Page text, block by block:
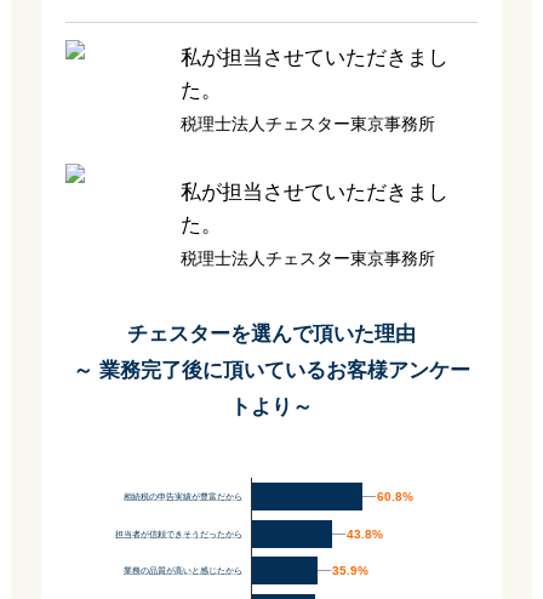
私が担当させていただきまし
た。
税理士法人チェスター東京事務所
私が担当させていただきまし
た。
税理士法人チェスター東京事務所
チェスターを選んで頂いた理由
～ 業務完了後に頂いているお客様アンケー
トより～
相続税の申告実績が豊富だから
担当者が信頼できそうだったから
業務の品質が高いと感じたから
60.8%
60.8%
43.8%
43.8%
35.9%
35.9%